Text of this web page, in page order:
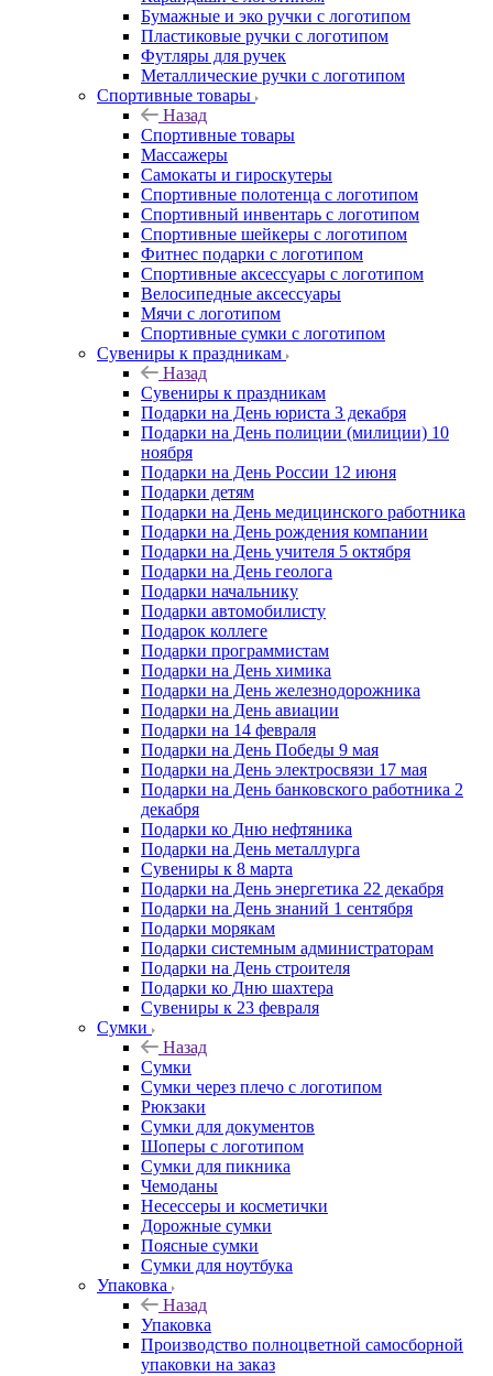
Бумажные и эко ручки с логотипом
Пластиковые ручки с логотипом
Футляры для ручек
Металлические ручки с логотипом
Спортивные товары
Назад
Спортивные товары
Массажеры
Самокаты и гироскутеры
Спортивные полотенца с логотипом
Спортивный инвентарь с логотипом
Спортивные шейкеры с логотипом
Фитнес подарки с логотипом
Спортивные аксессуары с логотипом
Велосипедные аксессуары
Мячи с логотипом
Спортивные сумки с логотипом
Сувениры к праздникам
Назад
Сувениры к праздникам
Подарки на День юриста 3 декабря
Подарки на День полиции (милиции) 10
ноября
Подарки на День России 12 июня
Подарки детям
Подарки на День медицинского работника
Подарки на День рождения компании
Подарки на День учителя 5 октября
Подарки на День геолога
Подарки начальнику
Подарки автомобилисту
Подарок коллеге
Подарки программистам
Подарки на День химика
Подарки на День железнодорожника
Подарки на День авиации
Подарки на 14 февраля
Подарки на День Победы 9 мая
Подарки на День электросвязи 17 мая
Подарки на День банковского работника 2
декабря
Подарки ко Дню нефтяника
Подарки на День металлурга
Сувениры к 8 марта
Подарки на День энергетика 22 декабря
Подарки на День знаний 1 сентября
Подарки морякам
Подарки системным администраторам
Подарки на День строителя
Подарки ко Дню шахтера
Сувениры к 23 февраля
Сумки
Назад
Сумки
Сумки через плечо с логотипом
Рюкзаки
Сумки для документов
Шоперы с логотипом
Сумки для пикника
Чемоданы
Несессеры и косметички
Дорожные сумки
Поясные сумки
Сумки для ноутбука
Упаковка
Назад
Упаковка
Производство полноцветной самосборной
упаковки на заказ